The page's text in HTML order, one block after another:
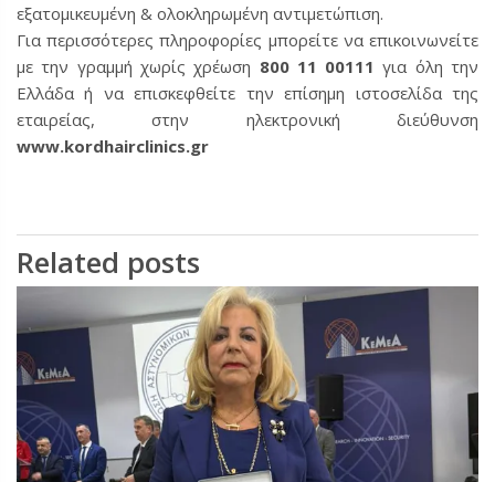
εξατομικευμένη & ολοκληρωμένη αντιμετώπιση.
Για περισσότερες πληροφορίες μπορείτε να επικοινωνείτε
με την γραμμή χωρίς χρέωση 800 11 00111 για όλη την
Ελλάδα ή να επισκεφθείτε την επίσημη ιστοσελίδα της
εταιρείας, στην ηλεκτρονική διεύθυνση
www.kordhairclinics.gr
Related posts